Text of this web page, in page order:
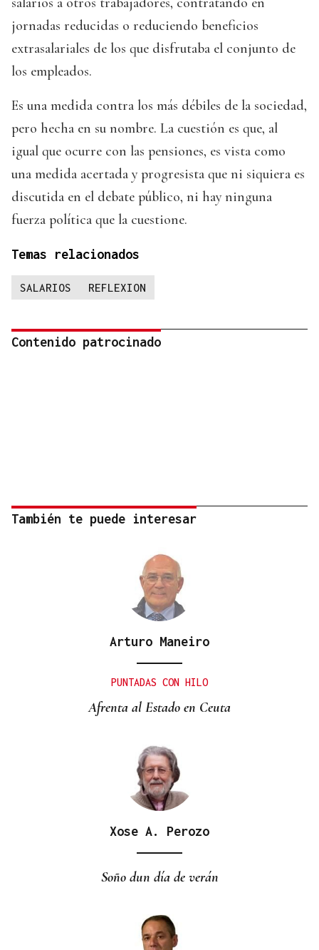
jornadas reducidas o reduciendo beneficios
extrasalariales de los que disfrutaba el conjunto de
los empleados.
Es una medida contra los más débiles de la sociedad,
pero hecha en su nombre. La cuestión es que, al
igual que ocurre con las pensiones, es vista como
una medida acertada y progresista que ni siquiera es
discutida en el debate público, ni hay ninguna
fuerza política que la cuestione.
Temas relacionados
SALARIOS REFLEXION
Contenido patrocinado
También te puede interesar
Arturo Maneiro
PUNTADAS CON HILO
Afrenta al Estado en Ceuta
Xose A. Perozo
Soño dun día de verán